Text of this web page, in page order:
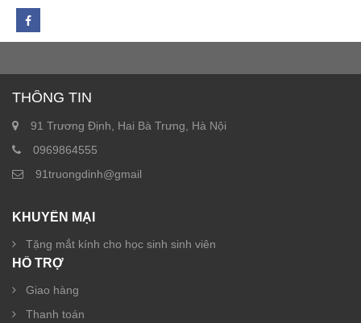
THÔNG TIN
91 Trương Định, Hai Bà Trưng, Hà Nội
0969864555
91truongdinh@gmail
KHUYẾN MẠI
Tặng mắt kính cho học sinh sinh viên
HỖ TRỢ
Giao hàng
Thanh toán